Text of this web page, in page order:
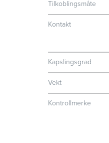
Tilkoblingsmåte
Kontakt
Kapslingsgrad
Vekt
Kontrollmerke